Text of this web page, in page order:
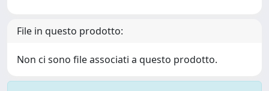
File in questo prodotto:
Non ci sono file associati a questo prodotto.